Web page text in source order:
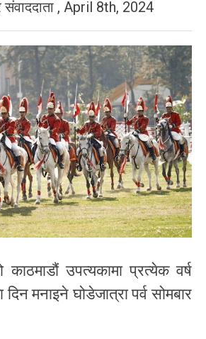
, April 8th, 2024
उपत्यकामा प्रत्येक वर्ष
मनाइने घोडेजात्रा पर्व सोमबार